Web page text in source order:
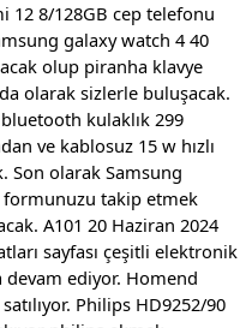
12 8/128GB cep telefonu
galaxy watch 4 40
olup piranha klavye
olarak sizlerle buluşacak.
kulaklık 299
ve kablosuz 15 w hızlı
Son olarak Samsung
formunuzu takip etmek
A101 20 Haziran 2024
sayfası çeşitli elektronik
ediyor. Homend
Philips HD9252/90